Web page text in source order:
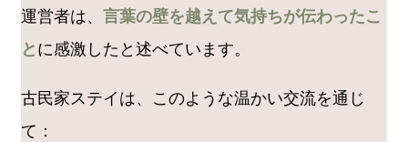
運営者は、 言葉の壁を越えて気持ちが伝わったこ
と に感激したと述べています。
古民家ステイは、このような温かい交流を通じ
て：